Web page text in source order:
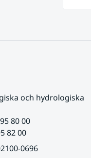
och hydrologiska
80 00
82 00
0696